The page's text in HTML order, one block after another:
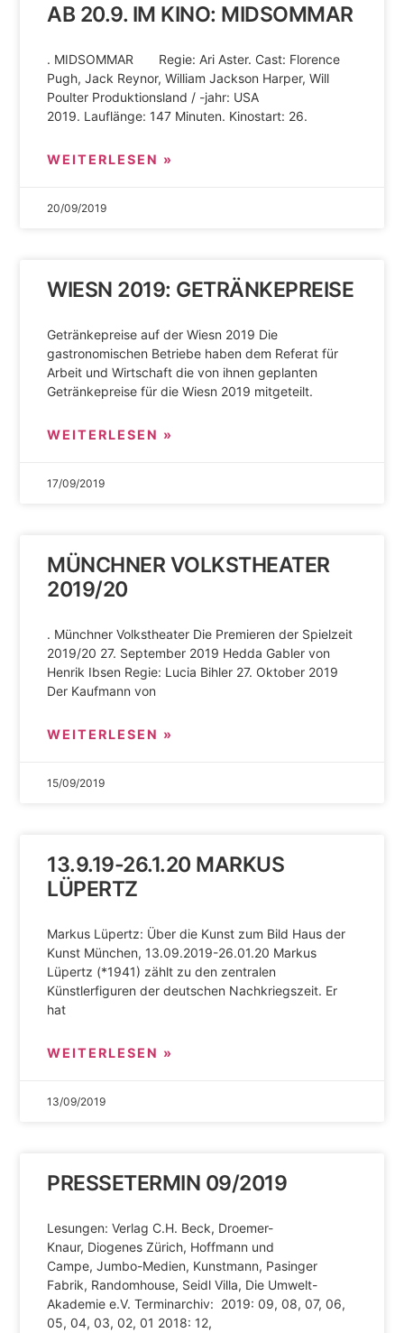
AB 20.9. IM KINO: MIDSOMMAR
. MIDSOMMAR Regie: Ari Aster. Cast: Florence
Pugh, Jack Reynor, William Jackson Harper, Will
Poulter Produktionsland / -jahr: USA
2019. Lauflänge: 147 Minuten. Kinostart: 26.
WEITERLESEN »
20/09/2019
WIESN 2019: GETRÄNKEPREISE
Getränkepreise auf der Wiesn 2019 Die
gastronomischen Betriebe haben dem Referat für
Arbeit und Wirtschaft die von ihnen geplanten
Getränkepreise für die Wiesn 2019 mitgeteilt.
WEITERLESEN »
17/09/2019
MÜNCHNER VOLKSTHEATER
2019/20
. Münchner Volkstheater Die Premieren der Spielzeit
2019/20 27. September 2019 Hedda Gabler von
Henrik Ibsen Regie: Lucia Bihler 27. Oktober 2019
Der Kaufmann von
WEITERLESEN »
15/09/2019
13.9.19-26.1.20 MARKUS
LÜPERTZ
Markus Lüpertz: Über die Kunst zum Bild Haus der
Kunst München, 13.09.2019-26.01.20 Markus
Lüpertz (*1941) zählt zu den zentralen
Künstlerfiguren der deutschen Nachkriegszeit. Er
hat
WEITERLESEN »
13/09/2019
PRESSETERMIN 09/2019
Lesungen: Verlag C.H. Beck, Droemer-
Knaur, Diogenes Zürich, Hoffmann und
Campe, Jumbo-Medien, Kunstmann, Pasinger
Fabrik, Randomhouse, Seidl Villa, Die Umwelt-
Akademie e.V. Terminarchiv: 2019: 09, 08, 07, 06,
05, 04, 03, 02, 01 2018: 12,